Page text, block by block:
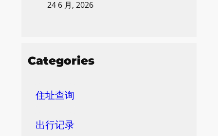
24 6 月, 2026
Categories
住址查询
出行记录